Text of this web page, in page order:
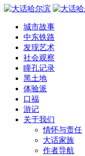
城市故事
中东铁路
发现艺术
社会观察
瞳孔记录
黑土地
体验派
口福
游记
关于我们
情怀与责任
大话家族
作者导航